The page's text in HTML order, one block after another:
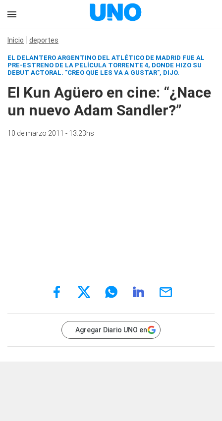
Inicio deportes
EL DELANTERO ARGENTINO DEL ATLÉTICO DE MADRID FUE AL
PRE-ESTRENO DE LA PELÍCULA TORRENTE 4, DONDE HIZO SU
DEBUT ACTORAL. "CREO QUE LES VA A GUSTAR", DIJO.
El Kun Agüero en cine: “¿Nace
un nuevo Adam Sandler?”
10 de marzo 2011 - 13:23hs
Agregar Diario UNO en